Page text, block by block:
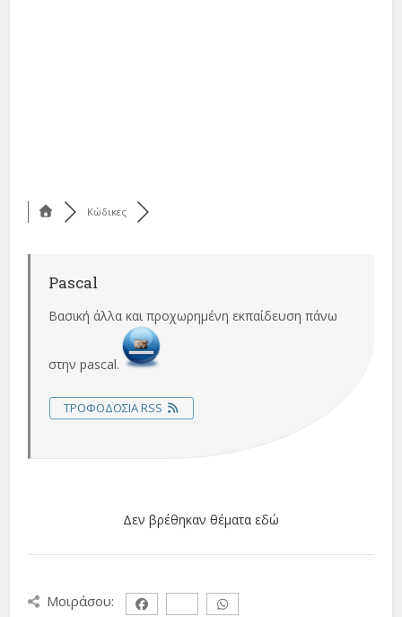
Κώδικες
Pascal
Βασική άλλα και προχωρημένη εκπαίδευση πάνω
στην pascal.
ΤΡΟΦΟΔΟΣΊΑ RSS
Δεν βρέθηκαν θέματα εδώ
Μοιράσου: